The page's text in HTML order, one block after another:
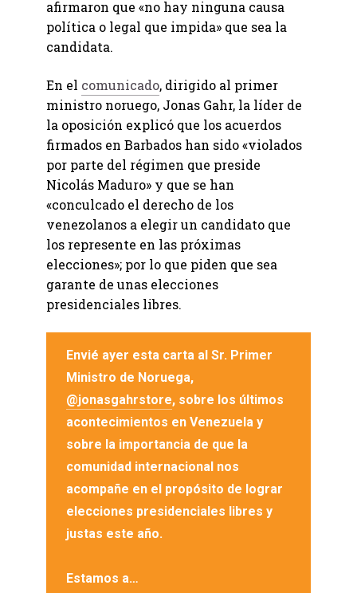
afirmaron que «no hay ninguna causa
política o legal que impida» que sea la
candidata.
En el comunicado, dirigido al primer
ministro noruego, Jonas Gahr, la líder de
la oposición explicó que los acuerdos
firmados en Barbados han sido «violados
por parte del régimen que preside
Nicolás Maduro» y que se han
«conculcado el derecho de los
venezolanos a elegir un candidato que
los represente en las próximas
elecciones»; por lo que piden que sea
garante de unas elecciones
presidenciales libres.
Envié ayer esta carta al Sr. Primer
Ministro de Noruega,
@jonasgahrstore, sobre los últimos
acontecimientos en Venezuela y
sobre la importancia de que la
comunidad internacional nos
acompañe en el propósito de lograr
elecciones presidenciales libres y
justas este año.
Estamos a…